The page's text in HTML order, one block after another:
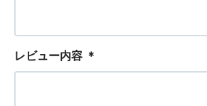
レビュー内容 ＊